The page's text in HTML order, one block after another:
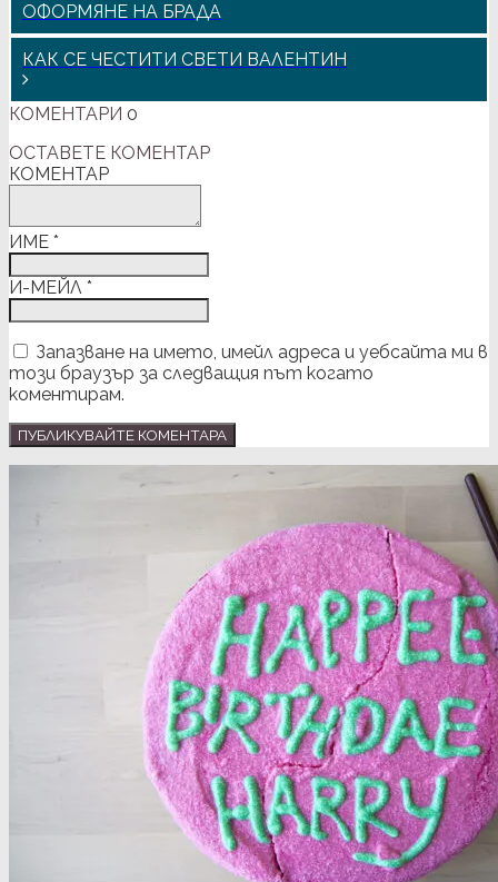
ОФОРМЯНЕ НА БРАДА
КАК СЕ ЧЕСТИТИ СВЕТИ ВАЛЕНТИН
КОМЕНТАРИ 0
ОСТАВЕТЕ КОМЕНТАР
КОМЕНТАР
ИМЕ *
И-МЕЙЛ *
Запазване на името, имейл адреса и уебсайта ми в
този браузър за следващия път когато
коментирам.